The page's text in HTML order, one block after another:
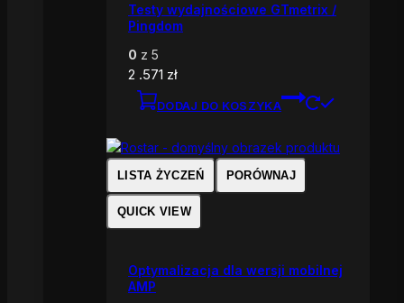
Testy wydajnościowe GTmetrix /
Pingdom
0 z 5
2 .571 zł
DODAJ DO KOSZYKA
LISTA ŻYCZEŃ PORÓWNAJ
QUICK VIEW
Optymalizacja dla wersji mobilnej
AMP